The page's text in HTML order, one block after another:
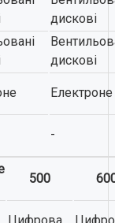
дискові
дискові
Електроне
-
500
Цифрова